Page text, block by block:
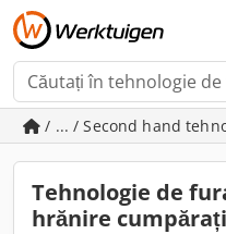
/ ... / Second hand
Tehnologie de
hrănire